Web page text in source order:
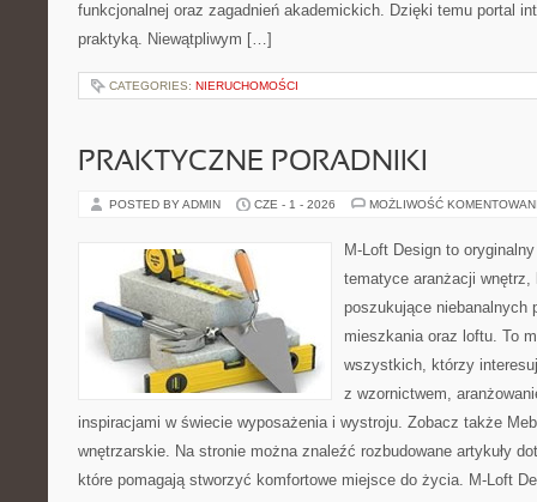
funkcjonalnej oraz zagadnień akademickich. Dzięki temu portal
praktyką. Niewątpliwym […]
CATEGORIES: NIERUCHOMOŚCI
PRAKTYCZNE PORADNIKI
POSTED BY ADMIN CZE - 1 - 2026 MOŻLIWOŚĆ
M-Loft Design to
tematyce aranżacji
poszukujące niebanalnych
mieszkania oraz loftu. To
wszystkich, którzy
z wzornictwem,
inspiracjami w świecie wyposażenia i wystroju. Zobacz także
wnętrzarskie. Na stronie można znaleźć rozbudowane artykuły
które pomagają stworzyć komfortowe miejsce do życia. M-Loft